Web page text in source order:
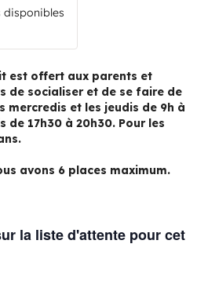
disponibles
est offert aux parents et
de socialiser et de se faire de
mercredis et les jeudis de 9h à
de 17h30 à 20h30. Pour les
avons 6 places maximum.
la liste d'attente pour cet